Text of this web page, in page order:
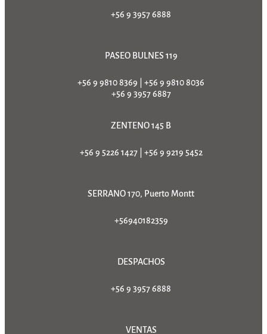
+56 9 3957 6888
PASEO BULNES 119
+56 9 9810 8369
+56 9 9810 8036
+56 9 3957 6887
ZENTENO 145 B
+56 9 5226 1427| +56 9 9219 5452
SERRANO 170, Puerto Montt
+56940182359
DESPACHOS
+56 9 3957 6888
VENTAS